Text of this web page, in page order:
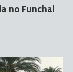
no Funchal